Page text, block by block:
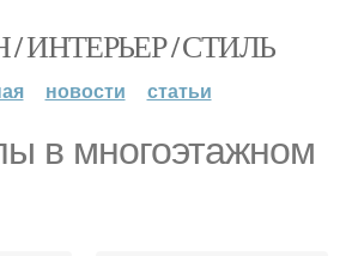
ИНТЕРЬЕР / СТИЛЬ
новости статьи
в многоэтажном